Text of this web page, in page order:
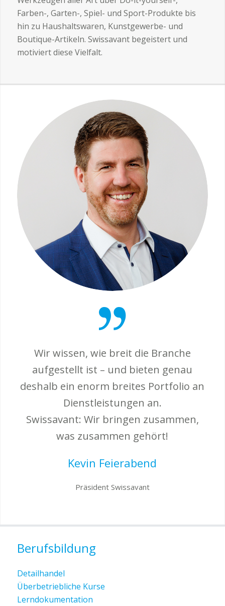
Farben-, Garten-, Spiel- und Sport-Produkte bis
hin zu Haushaltswaren, Kunstgewerbe- und
Boutique-Artikeln. Swissavant begeistert und
motiviert diese Vielfalt.
Wir wissen, wie breit die Branche
aufgestellt ist – und bieten genau
deshalb ein enorm breites Portfolio an
Dienstleistungen an.
Swissavant: Wir bringen zusammen,
was zusammen gehört!
Kevin Feierabend
Präsident Swissavant
Berufsbildung
Detailhandel
Überbetriebliche Kurse
Lerndokumentation